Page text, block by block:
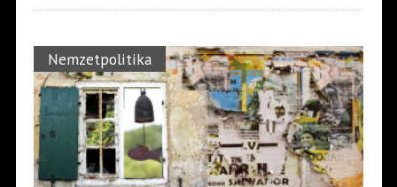
Nemzetpolitika